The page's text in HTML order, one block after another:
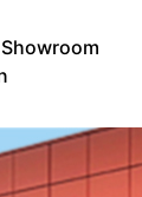
Showroom